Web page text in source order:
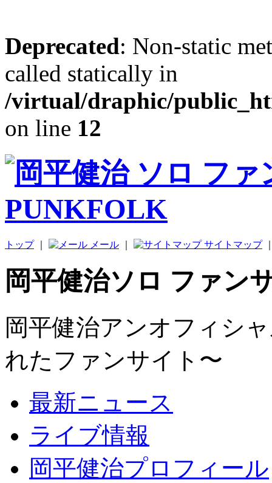
Deprecated: Non-static
called statically in
/virtual/draphic/
on line 12
トップ｜ メール サイトマップ
岡平健治ソロ ファン
岡平健治アンオフィシ
れたファンサイト〜
最新ニュース
ライブ情報
岡平健治プロフィール